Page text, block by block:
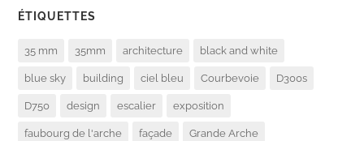
ÉTIQUETTES
35 mm 35mm architecture black and white
blue sky building ciel bleu Courbevoie D300s
D750 design escalier exposition
faubourg de l'arche façade Grande Arche